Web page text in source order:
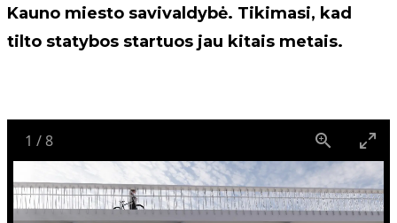
Kauno miesto savivaldybė. Tikimasi, kad
tilto statybos startuos jau kitais metais.
1 /8